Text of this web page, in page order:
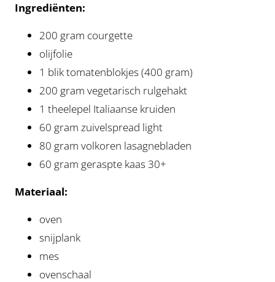
Ingrediënten:
200 gram courgette
olijfolie
1 blik tomatenblokjes (400 gram)
200 gram vegetarisch rulgehakt
1 theelepel Italiaanse kruiden
60 gram zuivelspread light
80 gram volkoren lasagnebladen
60 gram geraspte kaas 30+
Materiaal:
oven
snijplank
mes
ovenschaal